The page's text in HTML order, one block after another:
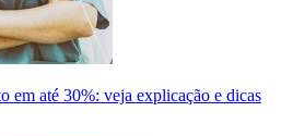
em até 30%: veja explicação e dicas